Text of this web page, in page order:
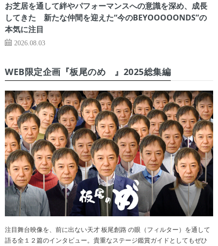
お芝居を通して絆やパフォーマンスへの意識を深め、成長
してきた 新たな仲間を迎えた“今のBEYOOOOONDS”の
本気に注目
2026.08.03
WEB限定企画『板尾のめ゙』2025総集編
注目舞台映像を、前に出ない天才 板尾創路 の眼（フィルター）を通して
語る全１２篇のインタビュー。貴重なステージ鑑賞ガイドとしてもぜひ